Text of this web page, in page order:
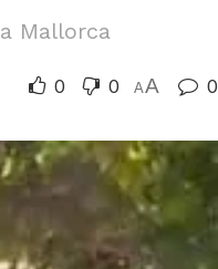
Mallorca
0 0 AA 0